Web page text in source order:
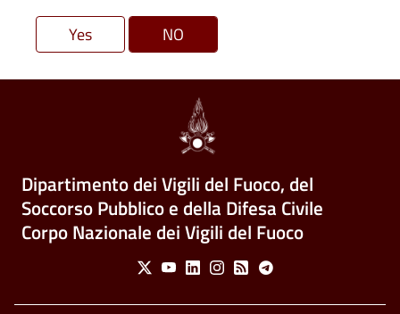
Dipartimento dei Vigili del Fuoco, del
Soccorso Pubblico e della Difesa Civile
Corpo Nazionale dei Vigili del Fuoco
Social Menu
X YoutubeLinkedinInstagram
Feed Telegram